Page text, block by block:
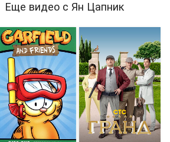
Еще видео с Ян Цапник